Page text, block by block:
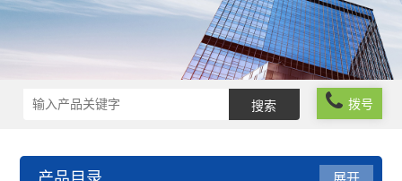
拨号
展开